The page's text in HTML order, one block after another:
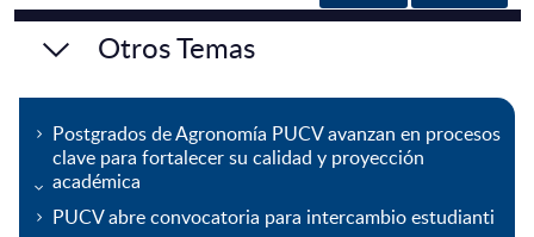
Otros Temas
Postgrados de Agronomía PUCV avanzan en procesos
clave para fortalecer su calidad y proyección
académica
PUCV abre convocatoria para intercambio estudianti